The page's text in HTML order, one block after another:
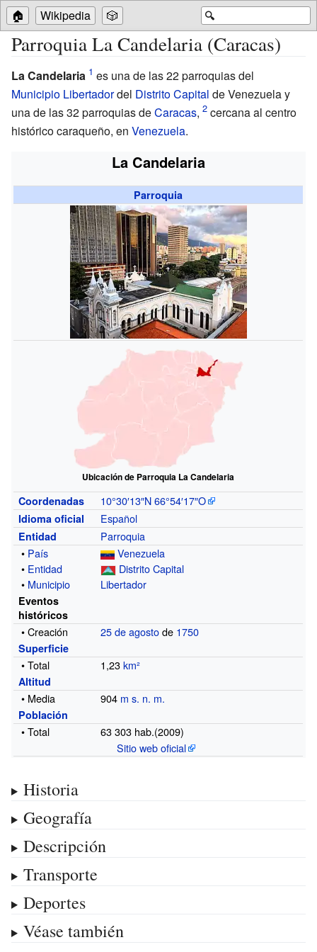
🔍
🏠 Wikipedia 🎲
Parroquia La Candelaria (Caracas)
La Candelaria
es una de las 22 parroquias del
Municipio Libertadordel Distrito Capital de Venezuela y
una de las 32 parroquias deCaracas,
cercana al centro
histórico caraqueño, en Venezuela.
La Candelaria
Parroquia
Ubicación de Parroquia La Candelaria
Coordenadas 10°30′13″N66°54′17″O
Idioma oficial Español
Entidad
Parroquia
• País
Venezuela
• Entidad
Distrito Capital
• Municipio Libertador
Eventos
históricos
• Creación 25 de agostode 1750
Superficie
• Total 1,23km²
Altitud
• Media 904 m s. n. m.
Población
• Total 63 303 hab.(2009)
Sitio web oficial
Historia
Geografía
Descripción
Transporte
Deportes
Véase también